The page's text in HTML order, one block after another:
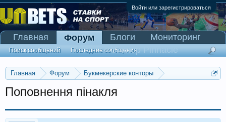
Войти или зарегистрироваться
Главная Форум
Букмекерские конторы
Поповнення пінакля
Главная Форум
Поиск сообщений Последние сообщения
Блоги
Мониторинг
Сканер Pinnacle